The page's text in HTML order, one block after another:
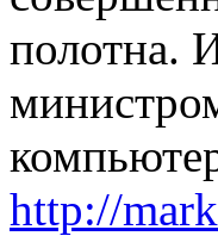
полотна.
http://